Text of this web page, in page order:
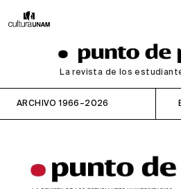
La revista de los
ARCHIVO 1966–2026